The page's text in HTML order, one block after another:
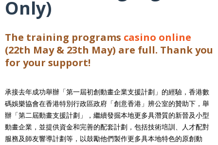
Only)
The training programs casino online
(22th May & 23th May) are full. Thank you
for your support!
承接去年成功舉辦「第一屆初創動畫企業支援計劃」的經驗，香港數
碼娛樂協會在香港特別行政區政府「創意香港」辨公室的贊助下，舉
辦「第二屆動畫支援計劃」，繼續發掘本地更多具潛質的新晉及小型
動畫企業，並提供資金和完善的配套計劃，包括技術培訓、人才配對
服務及師友響導計劃等，以鼓勵他們製作更多具本地特色的原創動